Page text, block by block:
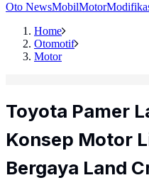
Oto NewsMobilMotor
Home
Otomotif
Motor
Toyota Pamer
Konsep Motor
Bergaya Land